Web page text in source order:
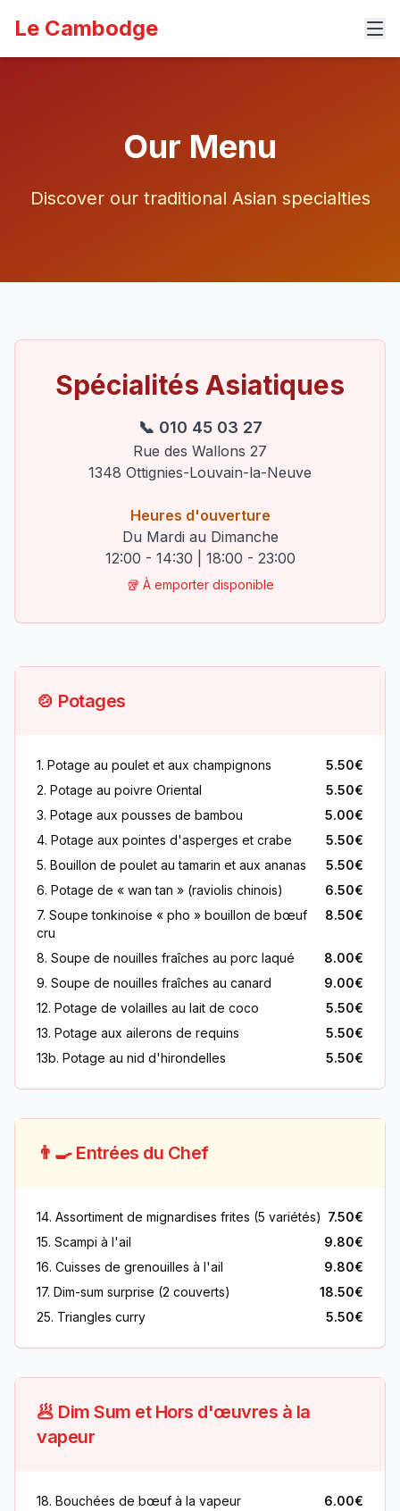
Le Cambodge
Our Menu
Discover our traditional Asian specialties
Spécialités Asiatiques
📞 010 45 03 27
Rue des Wallons 27
1348 Ottignies-Louvain-la-Neuve
Heures d'ouverture
Du Mardi au Dimanche
12:00 - 14:30 | 18:00 - 23:00
🥡 À emporter disponible
🍲 Potages
1. Potage au poulet et aux champignons
5.50€
2. Potage au poivre Oriental
5.50€
3. Potage aux pousses de bambou
5.00€
4. Potage aux pointes d'asperges et crabe
5.50€
5. Bouillon de poulet au tamarin et aux ananas
5.50€
6. Potage de « wan tan » (raviolis chinois)
6.50€
7. Soupe tonkinoise « pho » bouillon de bœuf
cru
8.50€
8. Soupe de nouilles fraîches au porc laqué
8.00€
9. Soupe de nouilles fraîches au canard
9.00€
12. Potage de volailles au lait de coco
5.50€
13. Potage aux ailerons de requins
5.50€
13b. Potage au nid d'hirondelles
5.50€
👨‍🍳 Entrées du Chef
14. Assortiment de mignardises frites (5 variétés) 7.50€
15. Scampi à l'ail
9.80€
16. Cuisses de grenouilles à l'ail
9.80€
17. Dim-sum surprise (2 couverts)
18.50€
25. Triangles curry
5.50€
🥟 Dim Sum et Hors d'œuvres à la
vapeur
18. Bouchées de bœuf à la vapeur
6.00€